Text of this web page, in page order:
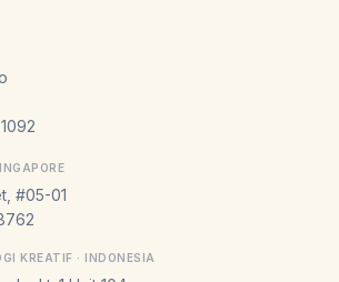
#05-01
KREATIF · INDONESIA